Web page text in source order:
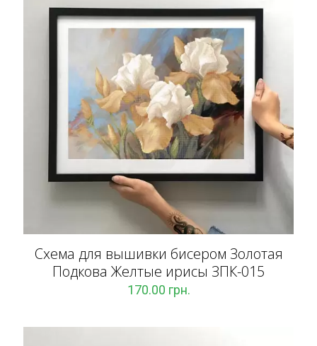
Схема для вышивки бисером Золотая
Подкова Желтые ирисы ЗПК-015
170.00 грн.